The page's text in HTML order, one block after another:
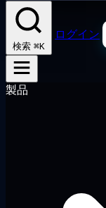
検索 ⌘K
ログイン
製品